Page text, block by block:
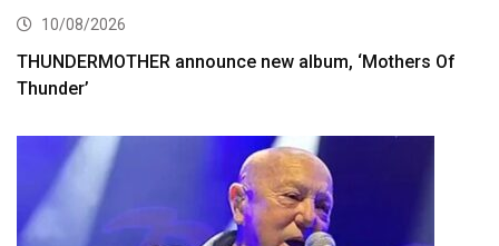
10/08/2026
THUNDERMOTHER announce new album, ‘Mothers Of
Thunder’